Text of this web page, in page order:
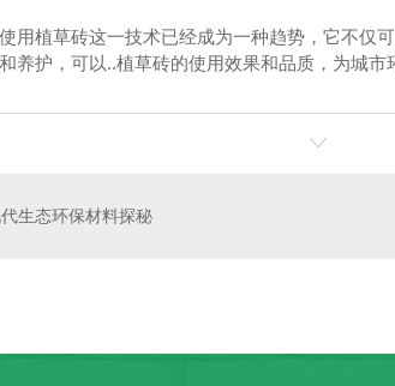
用植草砖这一技术已经成为一种趋势，它不仅
养护，可以..植草砖的使用效果和品质，为城市
生态环保材料探秘